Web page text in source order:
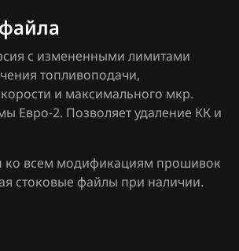
(MEVD17.4.2)
140hp, 150hp
с измененными лимитами
топливоподачи,
и максимального мкр.
Евро-2. Позволяет удаление КК и
ко всем модификациям прошивок
стоковые файлы при наличии.